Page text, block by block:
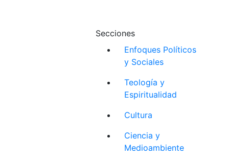
Secciones
Enfoques Políticos
y Sociales
Teología y
Espiritualidad
Cultura
Ciencia y
Medioambiente